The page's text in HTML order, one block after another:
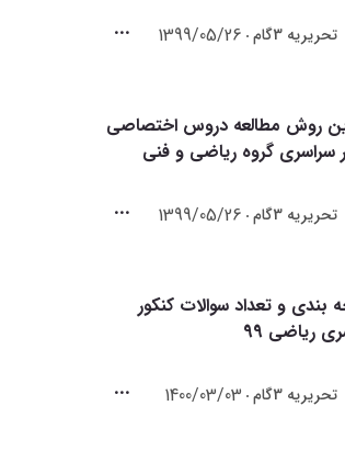
تحريريه 3گام 1399/05/26
روش مطالعه دروس اختصاصی
سراسری گروه ریاضی و فنی
تحريريه 3گام 1399/05/26
بندی و تعداد سوالات کنکور
ریاضی 99
تحريريه 3گام 1400/03/03